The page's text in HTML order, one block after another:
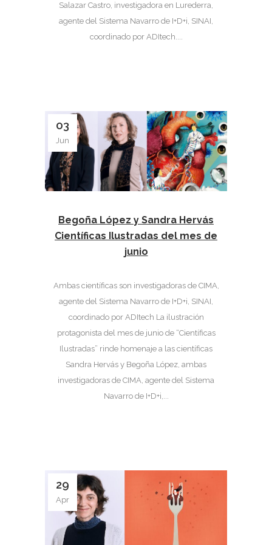
Salazar Castro, investigadora en Lurederra,
agente del Sistema Navarro de I+D+i, SINAI,
coordinado por ADItech....
03
Jun
Begoña López y Sandra Hervás
Científicas Ilustradas del mes de
junio
Ambas científicas son investigadoras de CIMA,
agente del Sistema Navarro de I+D+i, SINAI,
coordinado por ADItech La ilustración
protagonista del mes de junio de “Científicas
Ilustradas” rinde homenaje a las científicas
Sandra Hervás y Begoña López, ambas
investigadoras de CIMA, agente del Sistema
Navarro de I+D+i,...
29
Apr